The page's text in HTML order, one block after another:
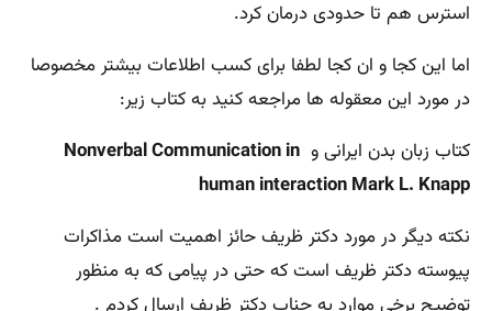
استرس هم تا حدودی درمان کرد.
اما این کجا و ان کجا لطفا برای کسب اطلاعات بیشتر مخصوصا
در مورد این معقوله ها مراجعه کنید به کتاب زیر:
کتاب زبان بدن ایرانی و Nonverbal Communication in
human interaction Mark L. Knapp
نکته دیگر در مورد دکتر ظریف حائز اهمیت است مذاکرات
پیوسته دکتر ظریف است که حتی در پیامی که به منظور